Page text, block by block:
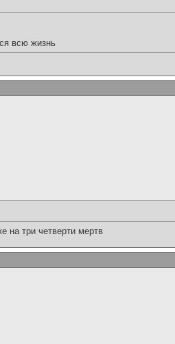
всю жизнь
на три четверти мертв